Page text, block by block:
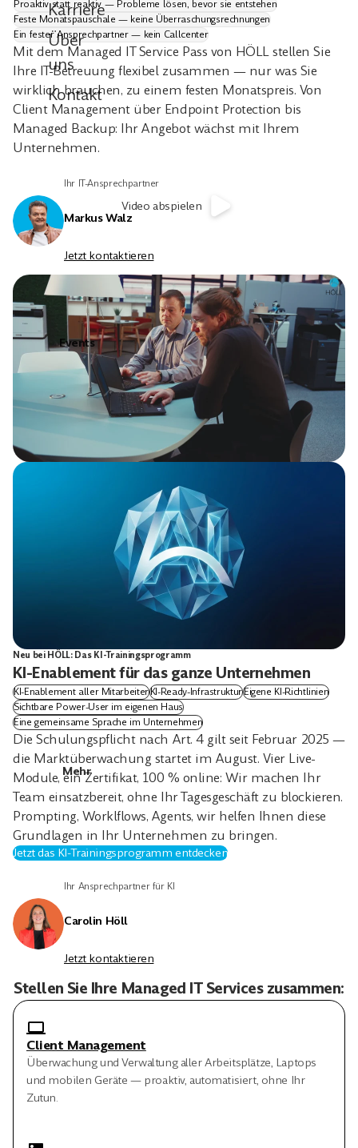
Karriere
Über
uns
Kontakt
Events
Mehr
Proaktiv statt reaktiv — Probleme lösen, bevor sie entstehen
Feste Monatspauschale — keine Überraschungsrechnungen
Ein fester Ansprechpartner — kein Callcenter
Mit dem Managed IT Service Pass von HÖLL stellen Sie
Ihre IT-Betreuung flexibel zusammen — nur was Sie
wirklich brauchen, zu einem festen Monatspreis. Von
Client Management über Endpoint Protection bis
Managed Backup: Ihr Angebot wächst mit Ihrem
Unternehmen.
Ihr IT-Ansprechpartner
Markus Walz
Jetzt kontaktieren
Video abspielen
Neu bei HÖLL: Das KI-Trainingsprogramm
KI-Enablement für das ganze Unternehmen
KI-Enablement aller MitarbeiterKI-Ready-InfrastrukturEigene KI-Richtlinien
Sichtbare Power-User im eigenen Haus
Eine gemeinsame Sprache im Unternehmen
Die Schulungspflicht nach Art. 4 gilt seit Februar 2025 —
die Marktüberwachung startet im August. Vier Live-
Module, ein Zertifikat, 100 % online: Wir machen Ihr
Team einsatzbereit, ohne Ihr Tagesgeschäft zu blockieren.
Prompting, Worklflows, Agents, wir helfen Ihnen diese
Grundlagen in Ihr Unternehmen zu bringen.
Jetzt das KI-Trainingsprogramm entdecken
Ihr Ansprechpartner für KI
Carolin Höll
Jetzt kontaktieren
Stellen Sie Ihre Managed IT Services zusammen:
Client Management
Überwachung und Verwaltung aller Arbeitsplätze, Laptops
und mobilen Geräte — proaktiv, automatisiert, ohne Ihr
Zutun.